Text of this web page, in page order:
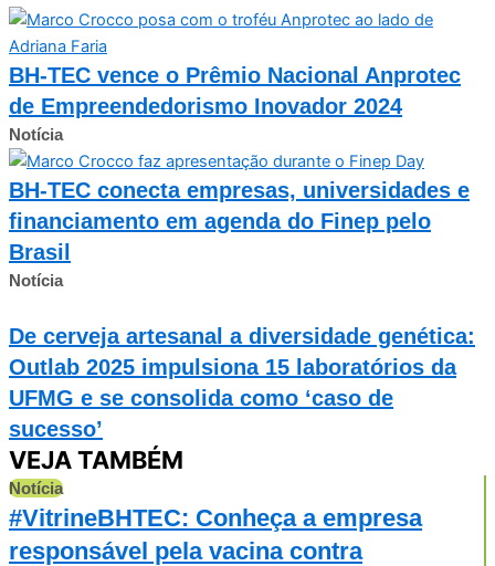
BH-TEC vence o Prêmio Nacional Anprotec
de Empreendedorismo Inovador 2024
Notícia
BH-TEC conecta empresas, universidades e
financiamento em agenda do Finep pelo
Brasil
Notícia
De cerveja artesanal a diversidade genética:
Outlab 2025 impulsiona 15 laboratórios da
UFMG e se consolida como ‘caso de
sucesso’
VEJA TAMBÉM
Notícia
#VitrineBHTEC: Conheça a empresa
responsável pela vacina contra